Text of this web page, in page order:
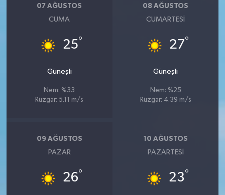
07 AĞUSTOS
CUMA
25°
Güneşli
Nem: %33
Rüzgar: 5.11 m/s
08 AĞUSTOS
CUMARTESI
27°
Güneşli
Nem: %25
Rüzgar: 4.39 m/s
09 AĞUSTOS
PAZAR
26°
10 AĞUSTOS
PAZARTESI
23°